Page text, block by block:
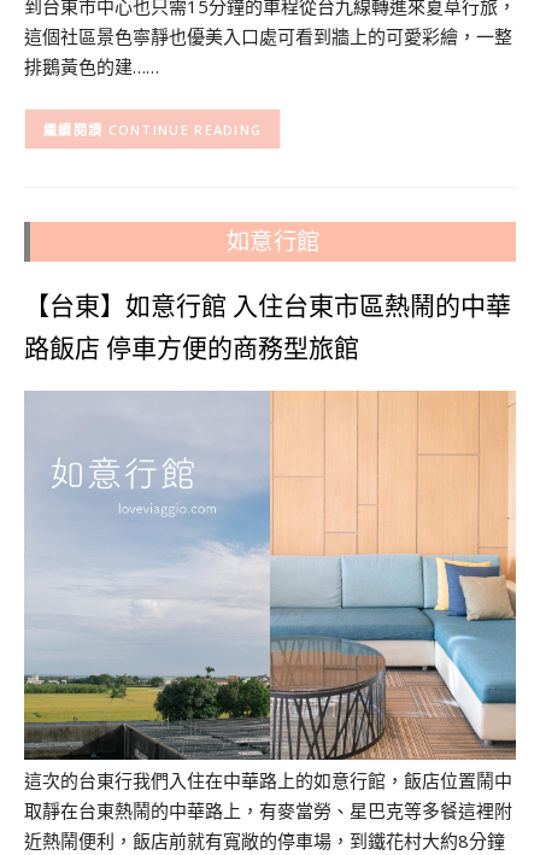
到台東市中心也只需15分鐘的車程從台九線轉進來夏草行旅，
這個社區景色寧靜也優美入口處可看到牆上的可愛彩繪，一整
排鵝黃色的建……
CONTINUE READING
如意行館
【台東】如意行館 入住台東市區熱鬧的中華
路飯店 停車方便的商務型旅館
這次的台東行我們入住在中華路上的如意行館，飯店位置鬧中
取靜在台東熱鬧的中華路上，有麥當勞、星巴克等多餐這裡附
近熱鬧便利，飯店前就有寬敞的停車場，到鐵花村大約8分鐘